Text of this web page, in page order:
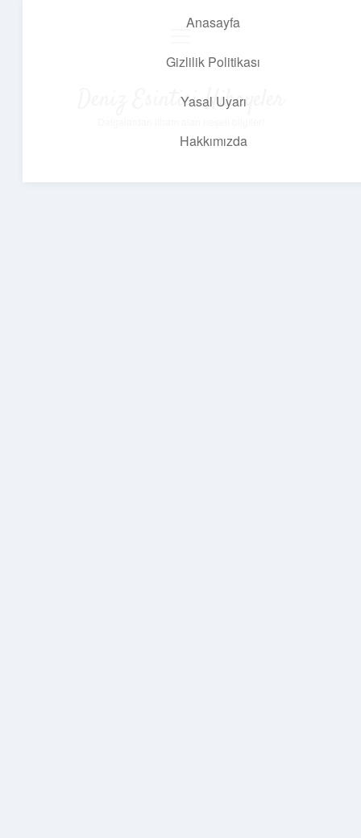
Anasayfa
Gizlilik Politikası
Yasal Uyarı
Hakkımızda
Deniz Esintisi Hikayeler